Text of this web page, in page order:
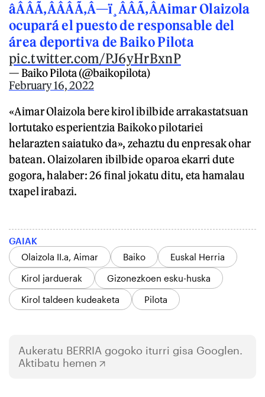
âÂÂÃ‚ÂÂÂÃ‚Â—ï¸ÂÂÃ‚ÂAimar Olaizola
ocupará el puesto de responsable del
área deportiva de Baiko Pilota
pic.twitter.com/PJ6yHrBxnP
— Baiko Pilota (@baikopilota)
February 16, 2022
«Aimar Olaizola bere kirol ibilbide arrakastatsuan
lortutako esperientzia Baikoko pilotariei
helarazten saiatuko da», zehaztu du enpresak ohar
batean. Olaizolaren ibilbide oparoa ekarri dute
gogora, halaber: 26 final jokatu ditu, eta hamalau
txapel irabazi.
GAIAK
Olaizola II.a, Aimar
Baiko
Euskal Herria
Kirol jarduerak
Gizonezkoen esku-huska
Kirol taldeen kudeaketa
Pilota
Aukeratu BERRIA gogoko iturri gisa Googlen.
Aktibatu hemen